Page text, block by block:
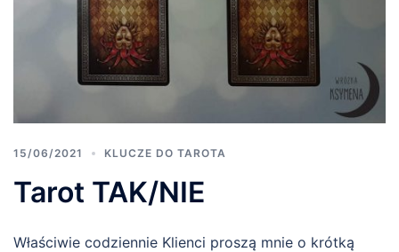
15/06/2021 KLUCZE DO TAROTA
Tarot TAK/NIE
Właściwie codziennie Klienci proszą mnie o krótką